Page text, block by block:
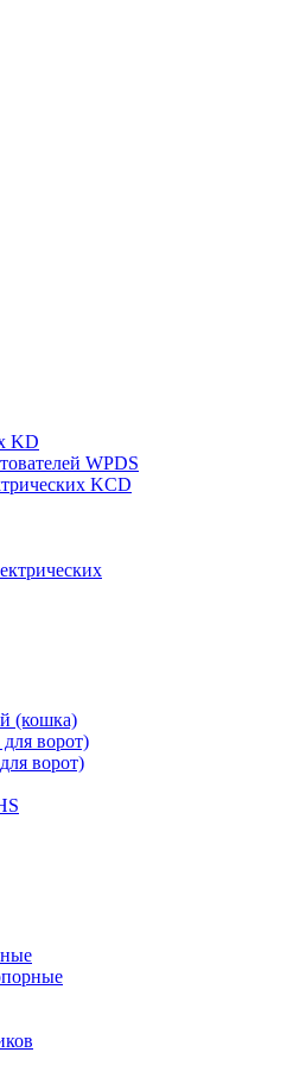
KD
WPDS
KCD
(кошка)
ворот)
ворот)